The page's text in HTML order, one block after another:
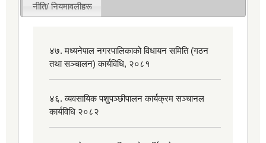
नीति/ नियमावलीहरू
४७. मध्यनेपाल नगरपालिकाको विधायन समिति (गठन
तथा सञ्चालन) कार्यविधि, २०८१
४६. व्यवसायिक पशुपञ्छीपालन कार्यक्रम सञ्चानल
कार्यविधि २०८२